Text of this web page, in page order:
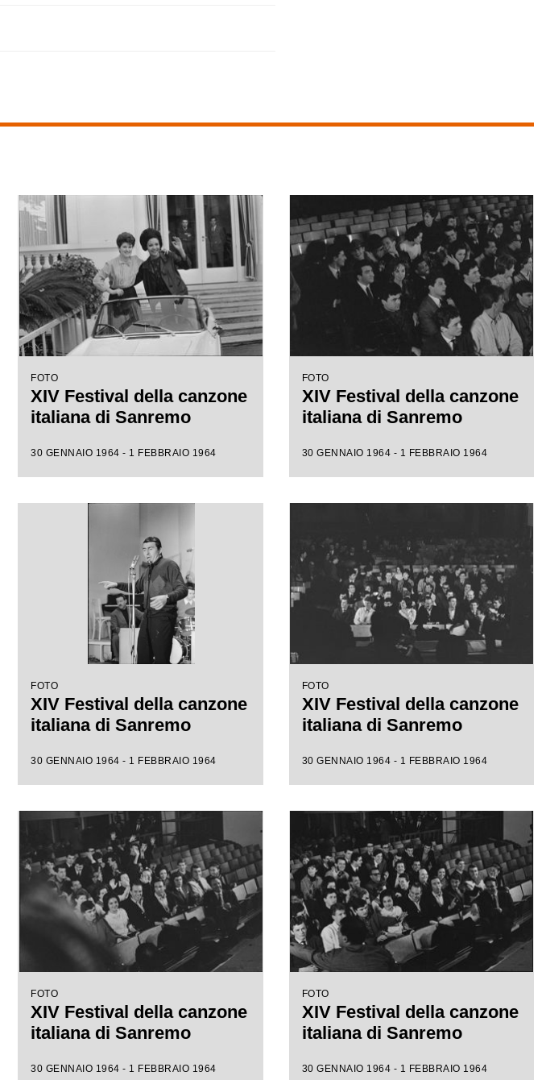
FOTO
XIV Festival della canzone
italiana di Sanremo
30 GENNAIO 1964 - 1 FEBBRAIO 1964
FOTO
XIV Festival della canzone
italiana di Sanremo
30 GENNAIO 1964 - 1 FEBBRAIO 1964
FOTO
XIV Festival della canzone
italiana di Sanremo
30 GENNAIO 1964 - 1 FEBBRAIO 1964
FOTO
XIV Festival della canzone
italiana di Sanremo
30 GENNAIO 1964 - 1 FEBBRAIO 1964
FOTO
XIV Festival della canzone
italiana di Sanremo
30 GENNAIO 1964 - 1 FEBBRAIO 1964
FOTO
XIV Festival della canzone
italiana di Sanremo
30 GENNAIO 1964 - 1 FEBBRAIO 1964